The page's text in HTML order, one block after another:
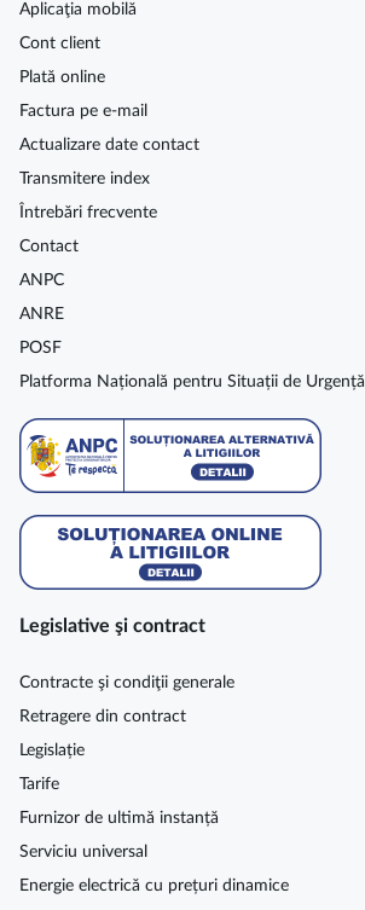
Aplicaţia mobilă
Cont client
Plată online
Factura pe e-mail
Actualizare date contact
Transmitere index
Întrebări frecvente
Contact
ANPC
ANRE
POSF
Platforma Națională pentru Situații de Urgență
Legislative şi contract
Contracte şi condiţii generale
Retragere din contract
Legislație
Tarife
Furnizor de ultimă instanță
Serviciu universal
Energie electrică cu prețuri dinamice